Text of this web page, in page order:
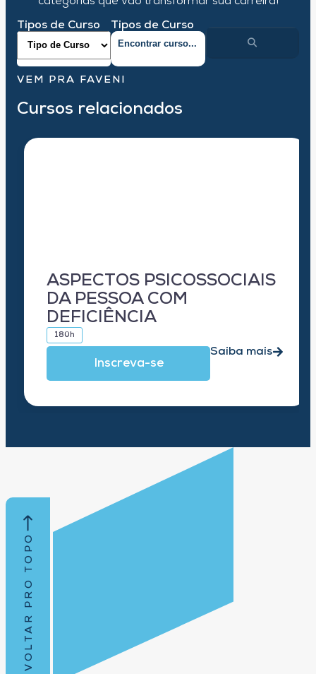
Tipos de Curso Tipos de Curso
VEM PRA FAVENI
Cursos relacionados
ASPECTOS PSICOSSOCIAIS
DA PESSOA COM
DEFICIÊNCIA
180h
Inscreva-se
Saiba mais
VOLTAR PRO TOPO